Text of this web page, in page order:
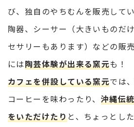
び、独自のやちむんを販売してい
陶器、シーサー（大きいものだ
セサリーもあります）などの販
には陶芸体験が出来る窯元も！
カフェを併設している窯元では
コーヒーを味わったり、 沖縄伝
をいただけたりと、ちょっとし